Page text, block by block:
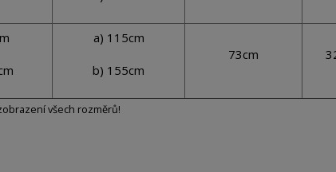
a) 115cm
b) 155cm
73cm
všech rozměrů!